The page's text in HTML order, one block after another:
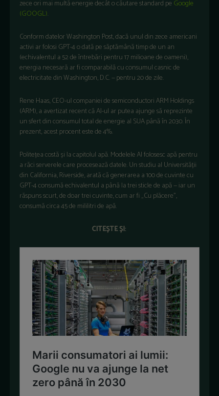
zece ori mai multă energie decât o căutare standard pe Google
(GOOGL).
Conform datelor Washington Post, dacă unul din zece americani
activi ar folosi GPT-4 o dată pe săptămână timp de un an
(echivalentul a 52 de întrebări pentru 17 milioane de oameni),
energia necesară ar fi comparabilă cu consumul casnic de
electricitate din Washington, D.C. — pentru 20 de zile.
Rene Haas, CEO-ul companiei de semiconductori ARM Holdings
(ARM), a avertizat recent că AI-ul ar putea ajunge să reprezinte
un sfert din consumul total de energie al SUA până în 2030. În
prezent, acest procent este de 4%.
Politețea costă și la capitolul apă. Modelele AI folosesc apă pentru
a răci serverele care procesează datele. Un studiu al Universității
din California, Riverside, arată că generarea a 100 de cuvinte cu
GPT-4 consumă echivalentul a până la trei sticle de apă — iar un
răspuns scurt, de doar trei cuvinte, cum ar fi „Cu plăcere”,
consumă circa 45 de mililitri de apă.
CITEȘTE ȘI: